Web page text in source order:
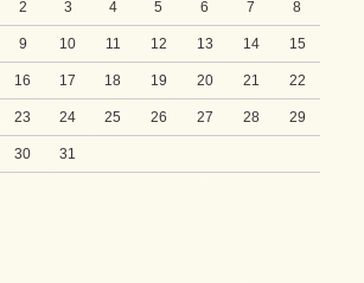
2 3 4 5 6 7 8
9 10 11 12 13 14 15
16 17 18 19 20 21 22
23 24 25 26 27 28 29
30 31